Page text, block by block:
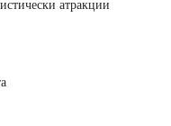
атракции